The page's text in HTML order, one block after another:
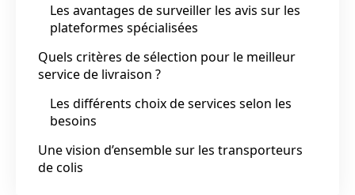
Les avantages de surveiller les avis sur les
plateformes spécialisées
Quels critères de sélection pour le meilleur
service de livraison ?
Les différents choix de services selon les
besoins
Une vision d’ensemble sur les transporteurs
de colis